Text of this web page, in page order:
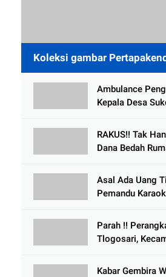
Koleksi gambar
Ambulance
Kepala Desa
Meninggal Dunia
RAKUS!! Tak
Dana Bedah
Tlogowungu, di
Selewengkan
Asal Ada Uang
Pemandu
Parah !!
Tlogosari,
Rumah dari
Kabar Gembira